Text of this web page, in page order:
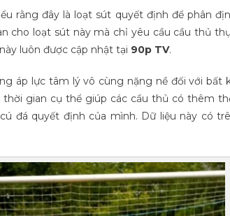
rằng đây là loạt sút quyết định để phân
cho loạt sút này mà chỉ yêu cầu cầu thủ
luôn được cập nhật tại 90p TV.
áp lực tâm lý vô cùng nặng nề đối với bất
gian cụ thể giúp các cầu thủ có thêm
đá quyết định của mình. Dữ liệu này có